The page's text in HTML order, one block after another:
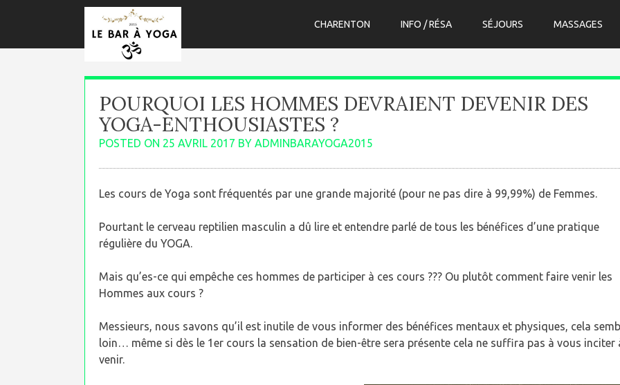
CHARENTON INFO / RÉSA SÉJOURS MASSAGES
POURQUOI LES HOMMES DEVRAIENT DEVENIR DES
YOGA-ENTHOUSIASTES ?
POSTED ON 25 AVRIL 2017 BY ADMINBARAYOGA2015
Les cours de Yoga sont fréquentés par une grande majorité (pour ne pas dire à 99,99%) de Femmes.
Pourtant le cerveau reptilien masculin a dû lire et entendre parlé de tous les bénéfices d’une pratique
régulière du YOGA.
Mais qu’es-ce qui empêche ces hommes de participer à ces cours ??? Ou plutôt comment faire venir les
Hommes aux cours ?
Messieurs, nous savons qu’il est inutile de vous informer des bénéfices mentaux et physiques, cela
loin… même si dès le 1er cours la sensation de bien-être sera présente cela ne suffira pas à vous inciter
venir.